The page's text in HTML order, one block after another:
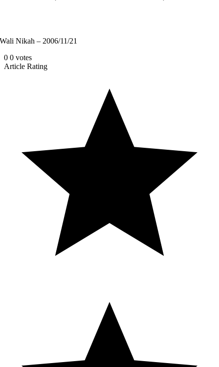
Wali Nikah – 2006/11/21
0 0 votes
Article Rating